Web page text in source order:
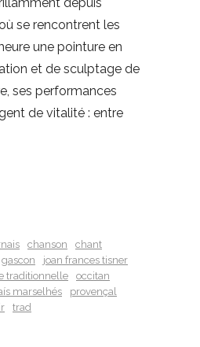
se rencontrent les
une pointure en
et de sculptage de
ses performances
de vitalité : entre
chanson
chant
gascon
joan frances tisner
traditionnelle
occitan
marselhés
provençal
trad